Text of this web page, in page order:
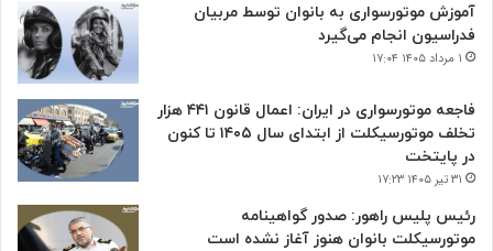
آموزش موتورسواری به بانوان توسط مربیان
فدراسیون انجام می‌گیرد
۱ مرداد ۱۴۰۵ ۱۷:۰۴
فاجعه موتورسواری در ایران: اعمال قانون ۴۴۱ هزار
تخلف موتورسیکلت از ابتدای سال ۱۴۰۵ تا کنون
در پایتخت
۳۱ تیر ۱۴۰۵ ۱۷:۲۳
رئیس پلیس راهور: صدور گواهینامه
موتورسیکلت بانوان هنوز آغاز نشده است